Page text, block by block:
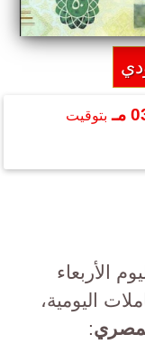
بتوقيت
الأربعاء
اليومية،
: